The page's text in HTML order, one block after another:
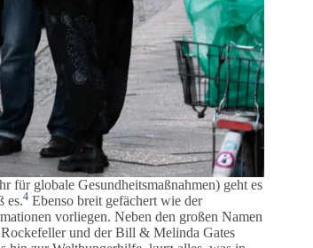
für globale Gesundheitsmaßnahmen) geht es
es.4 Ebenso breit gefächert wie der
vorliegen. Neben den großen Namen
und der Bill & Melinda Gates